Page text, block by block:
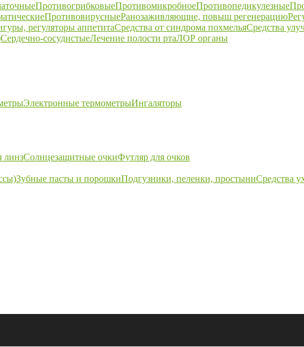
ПротивогрибковыеПротивомикробноеПротивопедикулезные
ПротивовирусныеРанозаживляющие, повыш регенерацию
регуляторы аппетитаСредства от синдрома похмельяСредства
Сердечно-сосудистыеЛечение полости ртаЛОР органы
Электронные термометрыИнгаляторы
линзСолнцезащитные очкиФутляр для очков
Зубные пасты и порошкиПодгузники, пеленки, простыниСредства